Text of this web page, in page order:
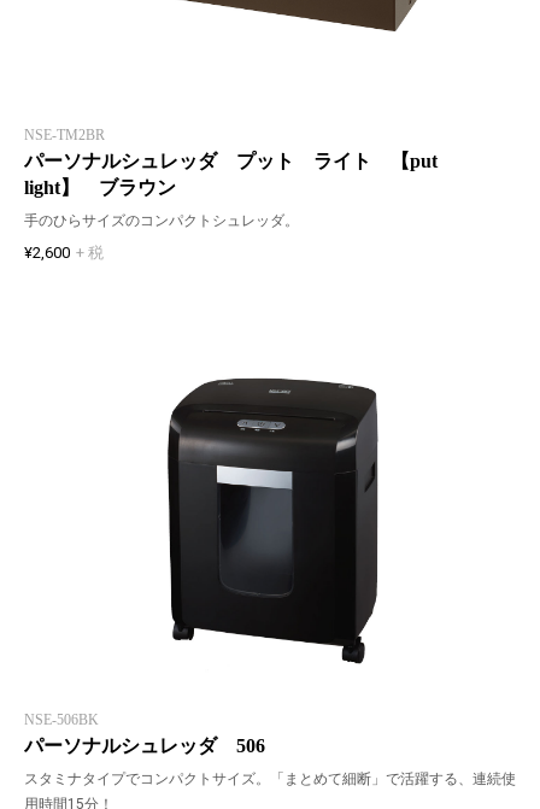
NSE-TM2BR
パーソナルシュレッダ プット ライト 【put
light】 ブラウン
手のひらサイズのコンパクトシュレッダ。
¥2,600 + 税
NSE-506BK
パーソナルシュレッダ 506
スタミナタイプでコンパクトサイズ。「まとめて細断」で活躍する、連続使
用時間15分！